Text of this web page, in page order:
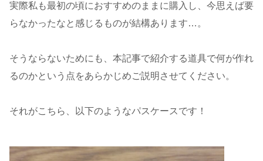
実際私も最初の頃におすすめのままに購入し、今思えば要
らなかったなと感じるものが結構あります…。
そうならないためにも、本記事で紹介する道具で何が作れ
るのかという点をあらかじめご説明させてください。
それがこちら、以下のようなパスケースです！